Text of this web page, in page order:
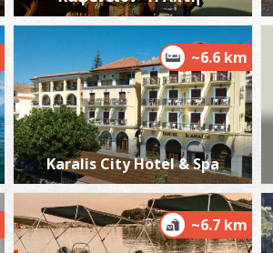
~6.6 km
Karalis City Hotel & Spa
~6.7 km